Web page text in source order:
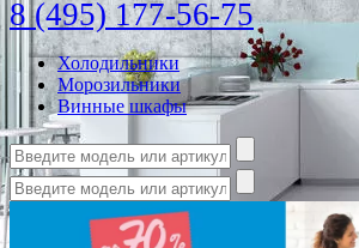
8 (495) 177-56-75
Холодильники
Морозильники
Винные шкафы